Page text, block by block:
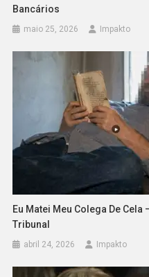
Bancários
maio 25, 2026 Impakto
Eu Matei Meu Colega De Cela
Tribunal
abril 24, 2026 Impakto